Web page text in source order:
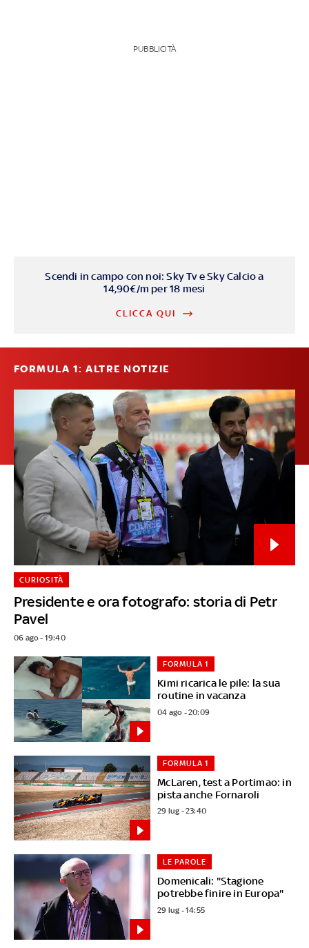
PUBBLICITÀ
Scendi in campo con noi: Sky Tv e Sky Calcio a
14,90€/m per 18 mesi
CLICCA QUI
FORMULA 1: ALTRE NOTIZIE
Presidente e ora fotografo: storia di Petr
Pavel
CURIOSITÀ
06 ago - 19:40
Kimi ricarica le pile: la sua
routine in vacanza
FORMULA 1
04 ago - 20:09
McLaren, test a Portimao: in
pista anche Fornaroli
FORMULA 1
29 lug - 23:40
Domenicali: "Stagione
potrebbe finire in Europa"
LE PAROLE
29 lug - 14:55